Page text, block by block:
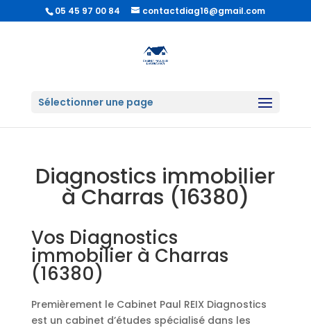
05 45 97 00 84 contactdiag16@gmail.com
Sélectionner une page
Diagnostics immobilier
à Charras (16380)
Vos Diagnostics
immobilier à Charras
(16380)
Premièrement le Cabinet Paul REIX Diagnostics
est un cabinet d’études spécialisé dans les